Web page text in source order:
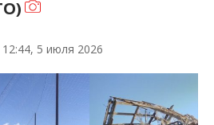
12:44, 5 июля 2026